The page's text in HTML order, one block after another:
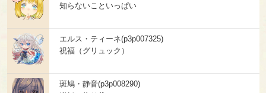
知らないこといっぱい
エルス・ティーネ(p3p007325)
祝福（グリュック）
斑鳩・静音(p3p008290)